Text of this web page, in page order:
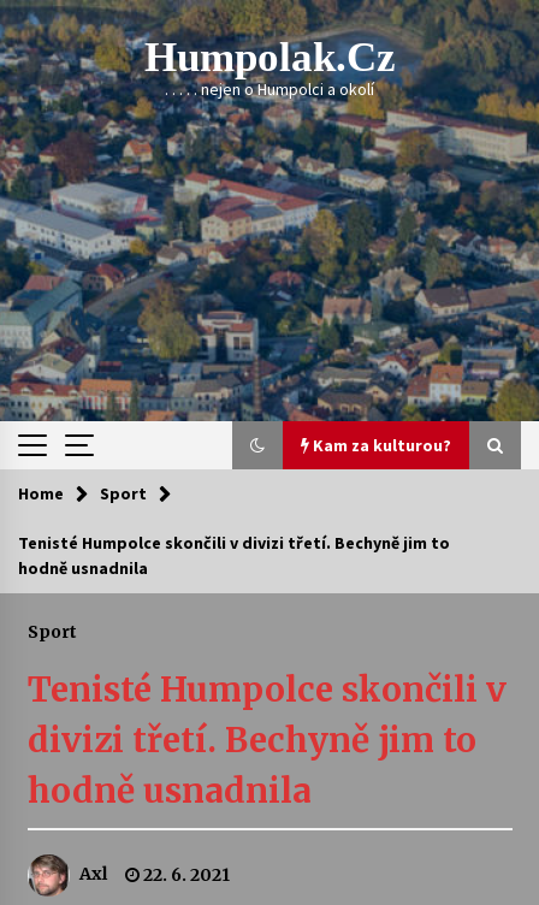
Skip
to
content
Humpolak.cz
. . . . . nejen o Humpolci a okolí
Kam za kulturou?
Kam za kulturou?
Vernisáž výstavy Josefíny Duškové: Stávám se
30. 7. 2026
Veselí muzikanti
30. 7. 2026
Home Sport
Tenisté Humpolce skončili v divizi třetí. Bechyně jim to
hodně usnadnila
Sport
Tenisté Humpolce skončili v
divizi třetí. Bechyně jim to
hodně usnadnila
Axl 22. 6. 2021